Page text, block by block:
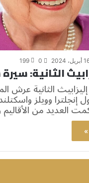
2024
0
199
الثانية:
الثانية عرش
وويلز
العديد من
»